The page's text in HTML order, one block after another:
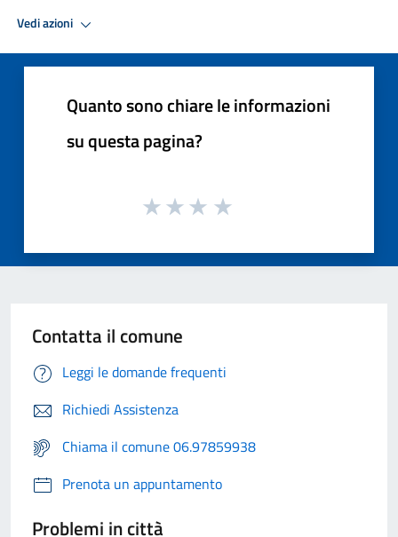
Vedi azioni
Quanto sono chiare le informazioni
su questa pagina?
Contatta il comune
Leggi le domande frequenti
Richiedi Assistenza
Chiama il comune 06.97859938
Prenota un appuntamento
Problemi in città